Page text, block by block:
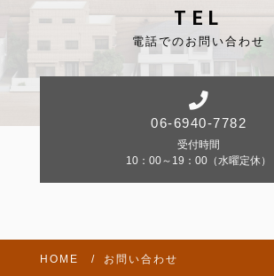
人情報をお尋ねすることがあります。ま
と提携先などとの間でなされたユーザー
含む取引記録や、決済に関する情報を当
（情報提供元、広告主、広告配信先など
以下、｢提携先｣といいます。）などか
当社は、ユーザーについて、利用したサ
トウエア、購入した商品、閲覧したペー
歴、検索した検索キーワード、利用日時
利用環境（携帯端末を通じてご利用の場
ます）、IPアドレス、クッキー情報、
TEL
電話でのお問い合わせ
06-6940-7782
受付時間
10：00～19：00（水曜定休）
HOME お問い合わせ